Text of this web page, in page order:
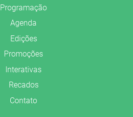
Programação
Agenda
Edições
Promoções
Interativas
Recados
Contato